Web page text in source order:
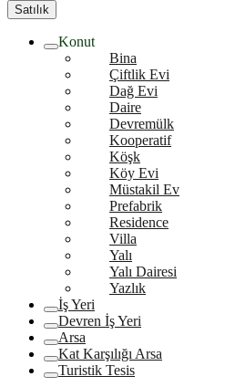
Satılık
Konut
Bina
Çiftlik Evi
Dağ Evi
Daire
Devremülk
Kooperatif
Köşk
Köy Evi
Müstakil Ev
Prefabrik
Residence
Villa
Yalı
Yalı Dairesi
Yazlık
İş Yeri
Devren İş Yeri
Arsa
Kat Karşılığı Arsa
Turistik Tesis